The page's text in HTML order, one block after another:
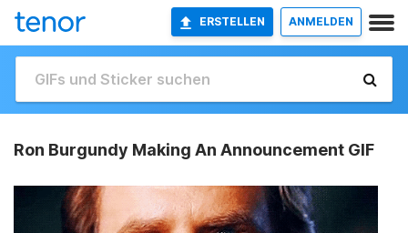
ERSTELLEN ANMELDEN
Ron Burgundy Making An Announcement GIF